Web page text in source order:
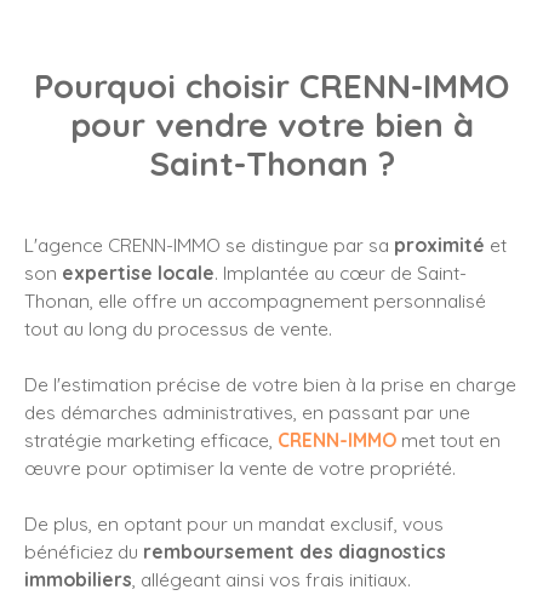
Pourquoi choisir CRENN-IMMO
pour vendre votre bien à
Saint-Thonan ?
L'agence CRENN-IMMO se distingue par sa proximité et
son expertise locale. Implantée au cœur de Saint-
Thonan, elle offre un accompagnement personnalisé
tout au long du processus de vente.
De l'estimation précise de votre bien à la prise en charge
des démarches administratives, en passant par une
stratégie marketing efficace, CRENN-IMMO met tout en
œuvre pour optimiser la vente de votre propriété.
De plus, en optant pour un mandat exclusif, vous
bénéficiez du remboursement des diagnostics
immobiliers, allégeant ainsi vos frais initiaux.